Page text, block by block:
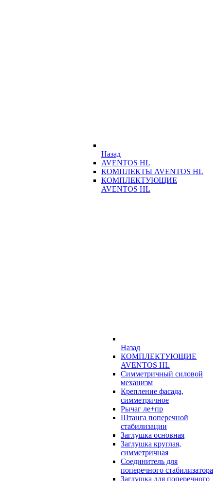
Назад
AVENTOS HL
КОМПЛЕКТЫ AVENTOS HL
КОМПЛЕКТУЮЩИЕ
AVENTOS HL
Назад
КОМПЛЕКТУЮЩИЕ
AVENTOS HL
Симметричный силовой
механизм
Крепление фасада,
симметричное
Рычаг ле+пр
Штанга поперечной
стабилизации
Заглушка основная
Заглушка круглая,
симметричная
Соединитель для
поперечного стабилизатора
Заглушка для поперечного